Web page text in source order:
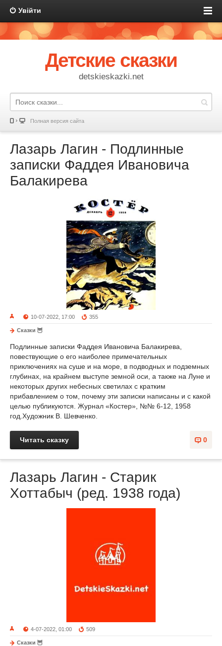
Увійти
Детские сказки
detskieskazki.net
Полная версия сайта
Лазарь Лагин - Подлинные
записки Фаддея Ивановича
Балакирева
10-07-2022, 17:00 355
Сказки 🦉
Подлинные записки Фаддея Ивановича Балакирева,
повествующие о его наиболее примечательных
приключениях на суше и на море, в подводных и подземных
глубинах, на крайнем выступе земной оси, а также на Луне и
некоторых других небесных светилах с кратким
прибавлением о том, почему эти записки написаны и с какой
целью публикуются. Журнал «Костер», №№ 6-12, 1958
год.Художник В. Шевченко.
0
Читать сказку
Лазарь Лагин - Старик
Хоттабыч (ред. 1938 года)
4-07-2022, 01:00 509
Сказки 🦉